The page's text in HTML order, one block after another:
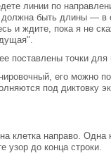
линии по
быть длины — в
и ждите, пока я не
поставлены точки для
его можно
под диктовку
клетка направо. Одна
узор до конца строки.